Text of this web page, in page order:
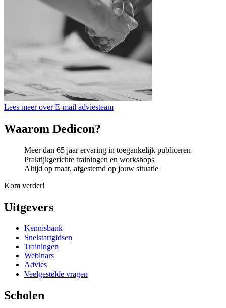
Lees meer over E-mail adviesteam
Waarom Dedicon?
Meer dan 65 jaar ervaring in toegankelijk publiceren
Praktijkgerichte trainingen en workshops
Altijd op maat, afgestemd op jouw situatie
Kom verder!
Uitgevers
Kennisbank
Snelstartgidsen
Trainingen
Webinars
Advies
Veelgestelde vragen
Scholen